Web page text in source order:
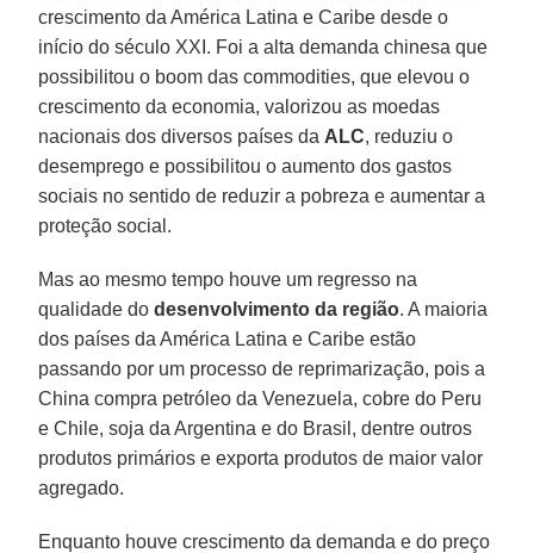
crescimento da América Latina e Caribe desde o
início do século XXI. Foi a alta demanda chinesa que
possibilitou o boom das commodities, que elevou o
crescimento da economia, valorizou as moedas
nacionais dos diversos países da ALC, reduziu o
desemprego e possibilitou o aumento dos gastos
sociais no sentido de reduzir a pobreza e aumentar a
proteção social.
Mas ao mesmo tempo houve um regresso na
qualidade dodesenvolvimento da região. A maioria
dos países da América Latina e Caribe estão
passando por um processo de reprimarização, pois a
China compra petróleo da Venezuela, cobre do Peru
e Chile, soja da Argentina e do Brasil, dentre outros
produtos primários e exporta produtos de maior valor
agregado.
Enquanto houve crescimento da demanda e do preço